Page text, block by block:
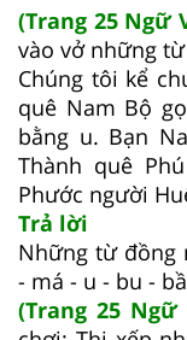
(Trang 25 Ngữ
vào vở những
Chúng tôi kể
quê Nam Bộ
bằng u. Bạn
Thành quê
Phước người
Trả lời
Những từ đồng
- má - u - bu -
(Trang 25